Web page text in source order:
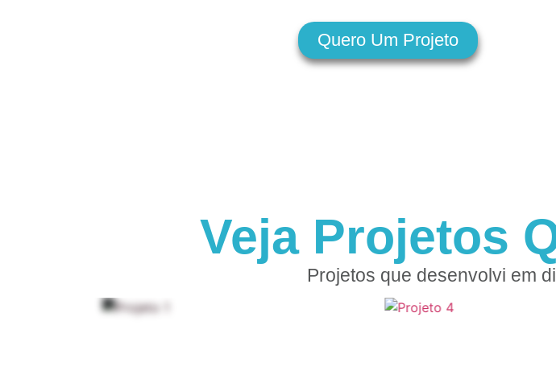
Quero Um Projeto
Veja Projetos
Projetos que desenvolvi em